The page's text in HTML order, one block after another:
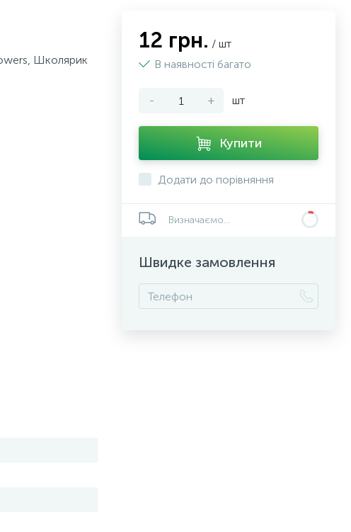
Школярик
12 грн. / шт
В наявності багато
- + шт
Купити
Додати до порівняння
Визначаємо...
Швидке замовлення